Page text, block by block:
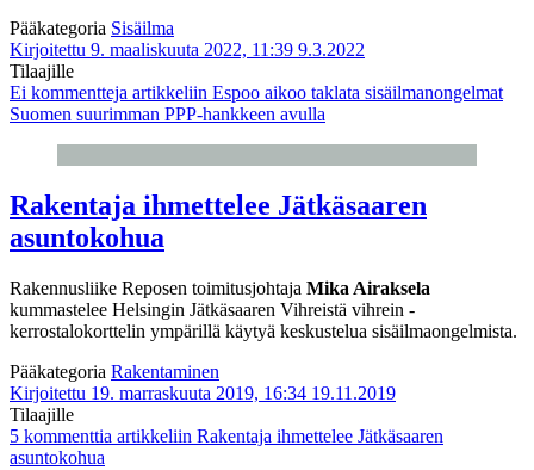
Pääkategoria Sisäilma
Kirjoitettu 9. maaliskuuta 2022, 11:39 9.3.2022
Tilaajille
Ei kommentteja artikkeliin Espoo aikoo taklata sisäilmanongelmat
Suomen suurimman PPP-hankkeen avulla
Rakentaja ihmettelee Jätkäsaaren
asuntokohua
Rakennusliike Reposen toimitusjohtaja Mika Airaksela
kummastelee Helsingin Jätkäsaaren Vihreistä vihrein -
kerrostalokorttelin ympärillä käytyä keskustelua sisäilmaongelmista.
Pääkategoria Rakentaminen
Kirjoitettu 19. marraskuuta 2019, 16:34 19.11.2019
Tilaajille
5 kommenttia artikkeliin Rakentaja ihmettelee Jätkäsaaren
asuntokohua